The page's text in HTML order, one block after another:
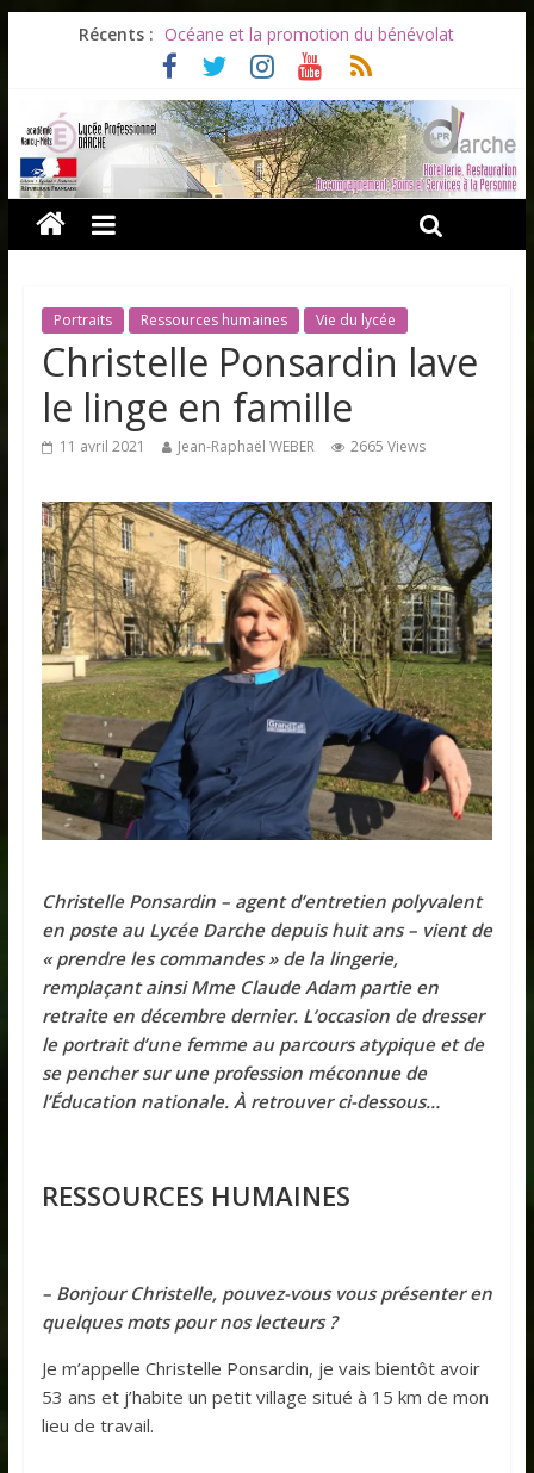
Récents : Océane et la promotion du bénévolat
Bonnes vacances à tous !
Infos rentrée septembre 2026
Soirée d’adieux au Lycée Darche
Les ULiS en haut du podium
Portraits Ressources humaines Vie du lycée
Christelle Ponsardin lave
le linge en famille
11 avril 2021 Jean-Raphaël WEBER 2665 Views
Christelle Ponsardin – agent d’entretien polyvalent
en poste au Lycée Darche depuis huit ans – vient de
« prendre les commandes » de la lingerie,
remplaçant ainsi Mme Claude Adam partie en
retraite en décembre dernier. L’occasion de dresser
le portrait d’une femme au parcours atypique et de
se pencher sur une profession méconnue de
l’Éducation nationale. À retrouver ci-dessous…
RESSOURCES HUMAINES
– Bonjour Christelle, pouvez-vous vous présenter en
quelques mots pour nos lecteurs ?
Je m’appelle Christelle Ponsardin, je vais bientôt avoir
53 ans et j’habite un petit village situé à 15 km de mon
lieu de travail.